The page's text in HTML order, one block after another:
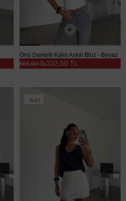
Önü Dantelli Kalın Askılı Bluz - Beyaz
332,50 TL
665,00 TL
%47